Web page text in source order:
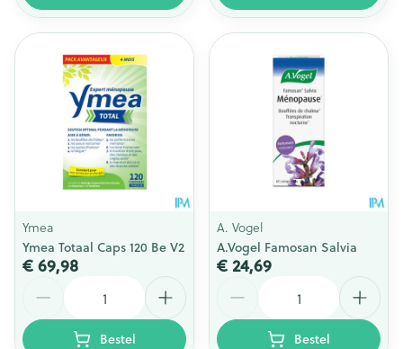
Ymea
Ymea Totaal Caps 120 Be V2
€ 69,98
Bestel
A. Vogel
A.Vogel Famosan Salvia
€ 24,69
Bestel